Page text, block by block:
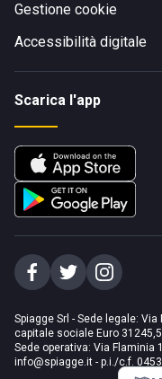
Gestione cookie
Accessibilità digitale
Scarica l'app
Spiagge Srl - Sede legale:
capitale sociale Euro
Sede operativa: Via Flaminia
info@spiagge.it - p.i./c.f.